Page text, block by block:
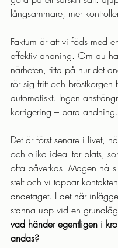
långsammare, mer
Faktum är att vi föds med
effektiv andning. Om du
närheten, titta på hur det
rör sig fritt och bröstkorgen
automatiskt. Ingen
korrigering – bara andning.
Det är först senare i livet,
och olika ideal tar plats,
ofta påverkas. Magen
stelt och vi tappar
andetaget. I det här
stanna upp vid en
vad händer egentligen i
andas?